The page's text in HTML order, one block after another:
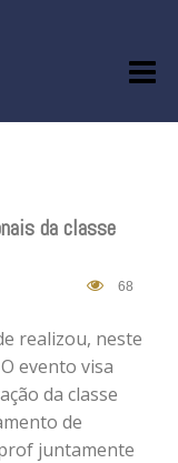
da classe
68
realizou, neste
evento visa
da classe
de
juntamente